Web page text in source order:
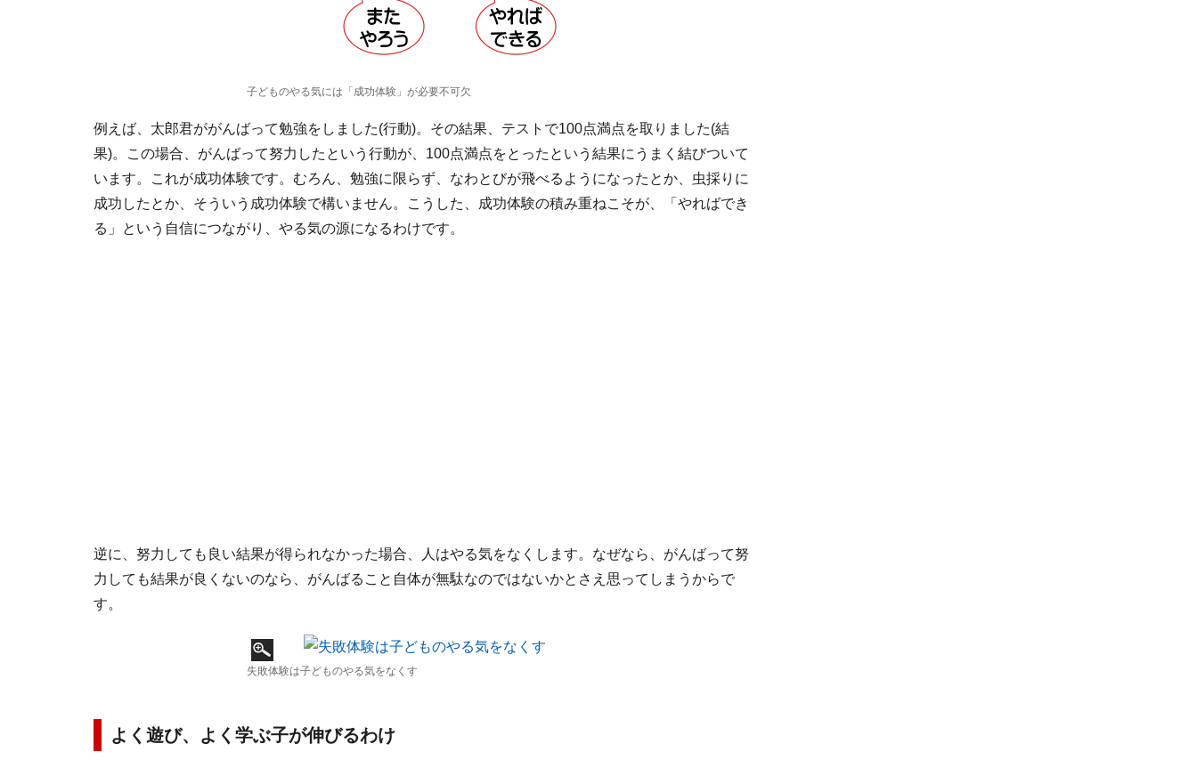
子どものやる気には「成功体験」が必要不可欠
例えば、太郎君ががんばって勉強をしました(行動)。その結果、テストで100点満点を取りました(結
果)。この場合、がんばって努力したという行動が、100点満点をとったという結果にうまく結びついて
います。これが成功体験です。むろん、勉強に限らず、なわとびが飛べるようになったとか、虫採りに
成功したとか、そういう成功体験で構いません。こうした、成功体験の積み重ねこそが、「やればでき
る」という自信につながり、やる気の源になるわけです。
逆に、努力しても良い結果が得られなかった場合、人はやる気をなくします。なぜなら、がんばって努
力しても結果が良くないのなら、がんばること自体が無駄なのではないかとさえ思ってしまうからで
す。
失敗体験は子どものやる気をなくす
よく遊び、よく学ぶ子が伸びるわけ